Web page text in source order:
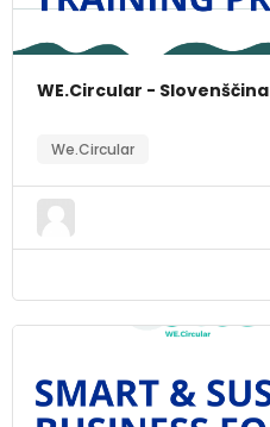
WE.Circular - Slovenščina
We.Circular